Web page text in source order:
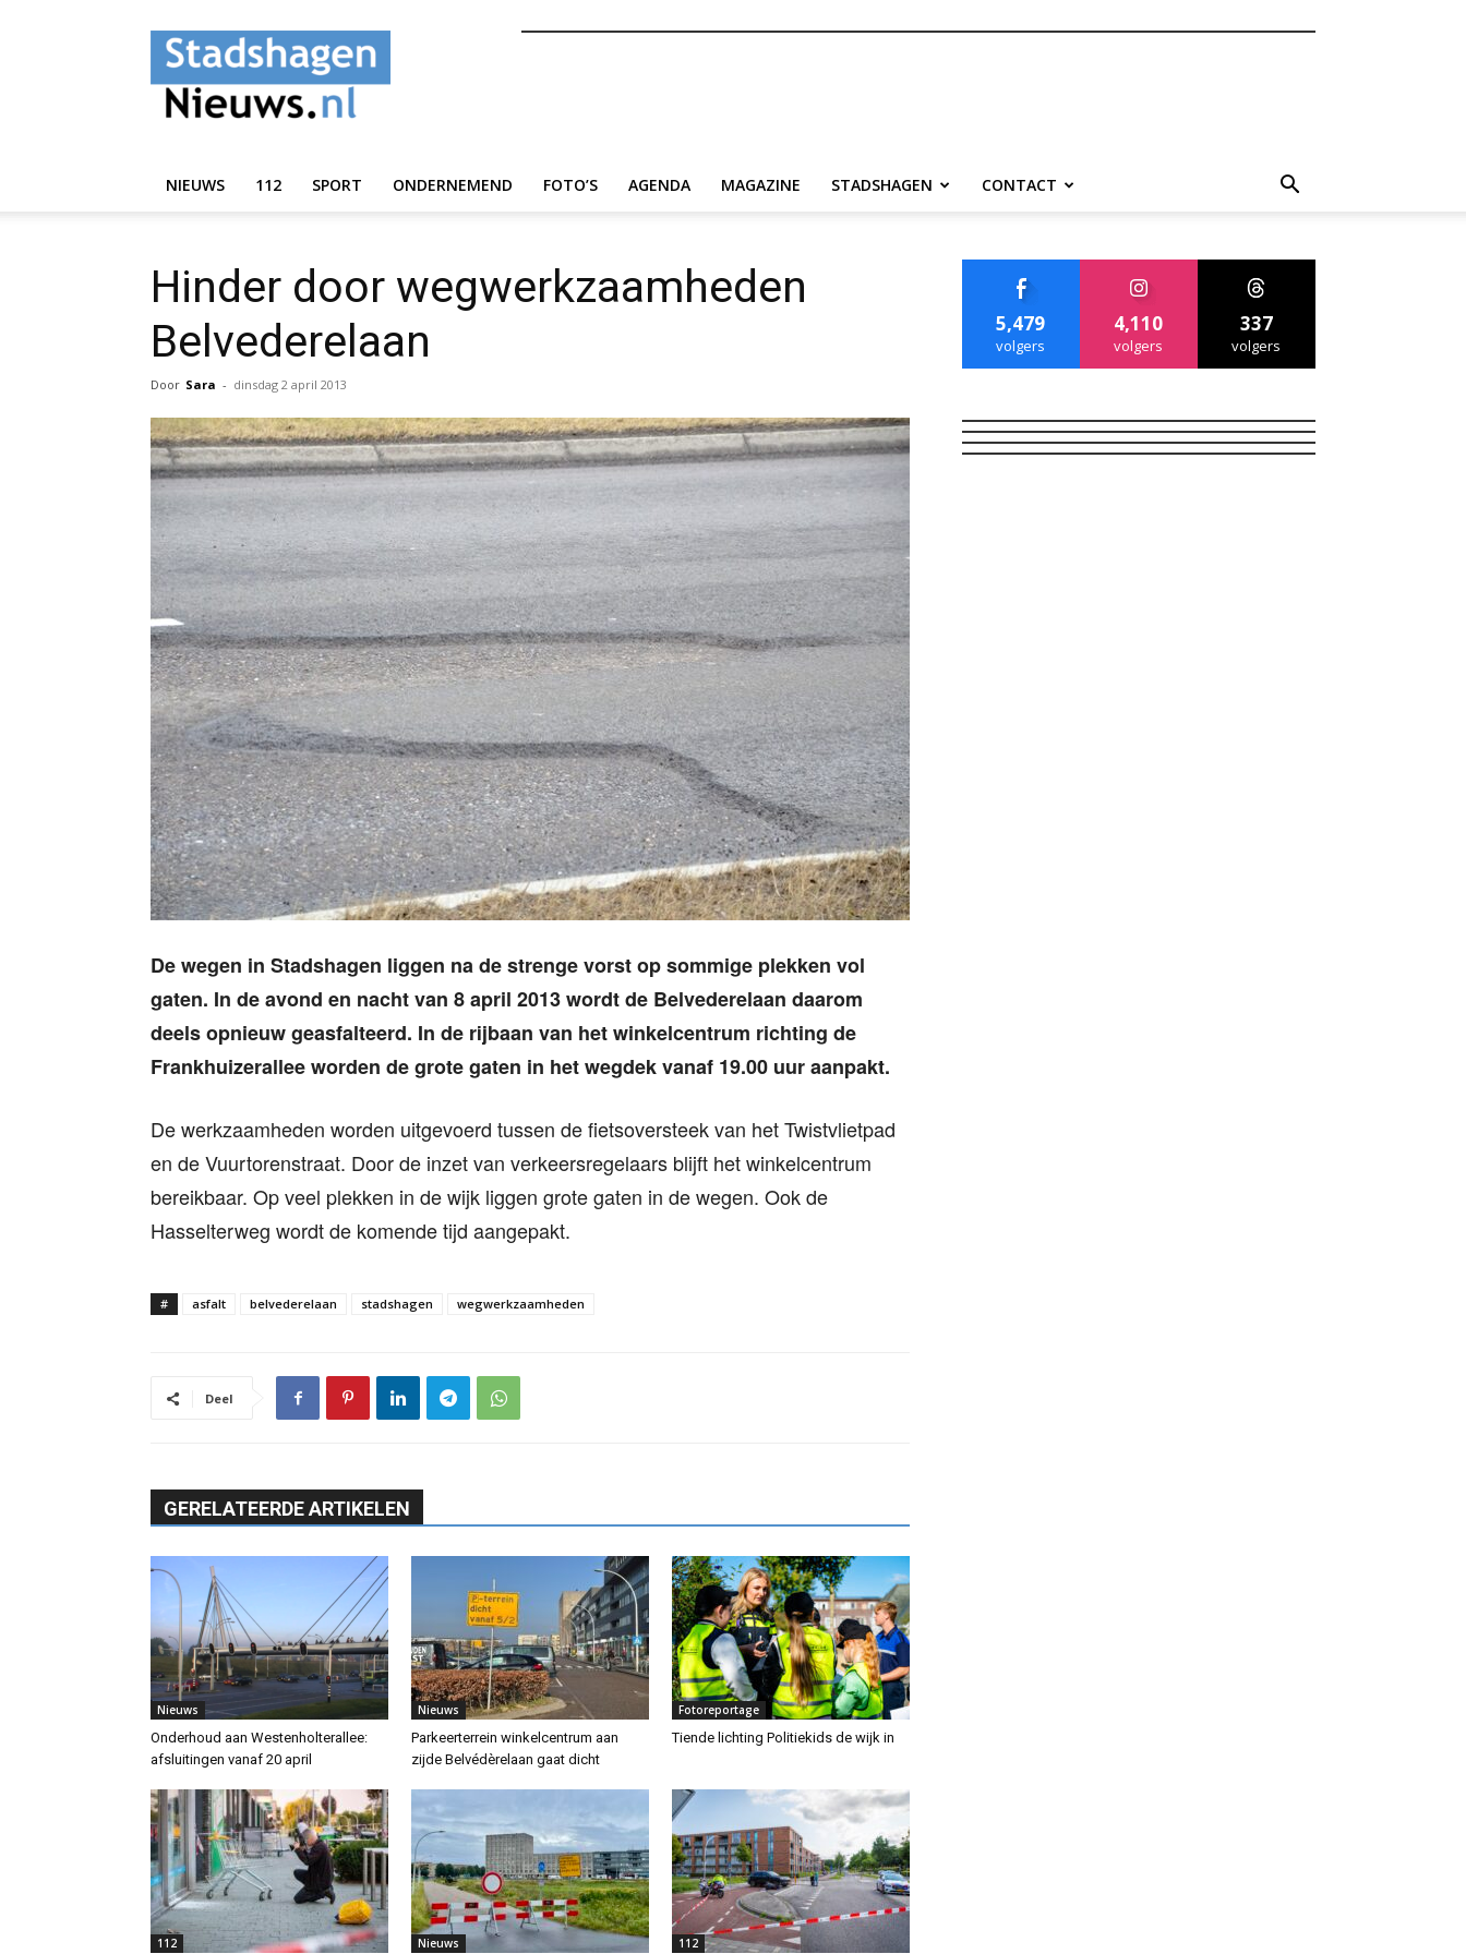
StadshagenNieuws.nl
NIEUWS 112 SPORT ONDERNEMEND FOTO’S AGENDA MAGAZINE STADSHAGEN CONTACT
Hinder door wegwerkzaamheden
Belvederelaan
Door Sara - dinsdag 2 april 2013
De wegen in Stadshagen liggen na de strenge vorst op sommige plekken vol
gaten. In de avond en nacht van 8 april 2013 wordt de Belvederelaan daarom
deels opnieuw geasfalteerd. In de rijbaan van het winkelcentrum richting de
Frankhuizerallee worden de grote gaten in het wegdek vanaf 19.00 uur aanpakt.
De werkzaamheden worden uitgevoerd tussen de fietsoversteek van het Twistvlietpad
en de Vuurtorenstraat. Door de inzet van verkeersregelaars blijft het winkelcentrum
bereikbaar. Op veel plekken in de wijk liggen grote gaten in de wegen. Ook de
Hasselterweg wordt de komende tijd aangepakt.
# asfalt belvederelaan stadshagen wegwerkzaamheden
Deel
GERELATEERDE ARTIKELEN
Nieuws
Onderhoud aan Westenholterallee:
afsluitingen vanaf 20 april
Nieuws
Parkeerterrein winkelcentrum aan
zijde Belvédèrelaan gaat dicht
Fotoreportage
Tiende lichting Politiekids de wijk in
112 Nieuws 112
5,479
volgers
4,110
volgers
337
volgers